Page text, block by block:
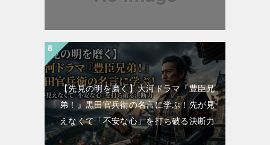
【先見の明を磨く】大河ドラマ『豊臣兄
弟！』黒田官兵衛の名言に学ぶ！先が見
えなくて「不安な心」を打ち破る決断力